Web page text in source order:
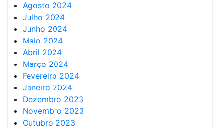
Agosto 2024
Julho 2024
Junho 2024
Maio 2024
Abril 2024
Março 2024
Fevereiro 2024
Janeiro 2024
Dezembro 2023
Novembro 2023
Outubro 2023